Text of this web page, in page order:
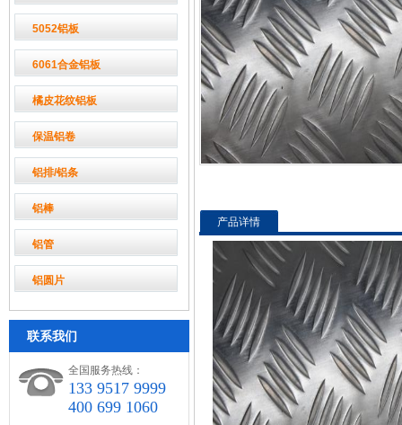
5052铝板
6061合金铝板
橘皮花纹铝板
保温铝卷
铝排/铝条
铝棒
铝管
铝圆片
联系我们
全国服务热线：
133 9517 9999
400 699 1060
产品详情